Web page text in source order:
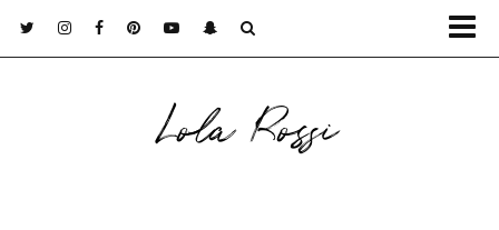
Lola Rossi